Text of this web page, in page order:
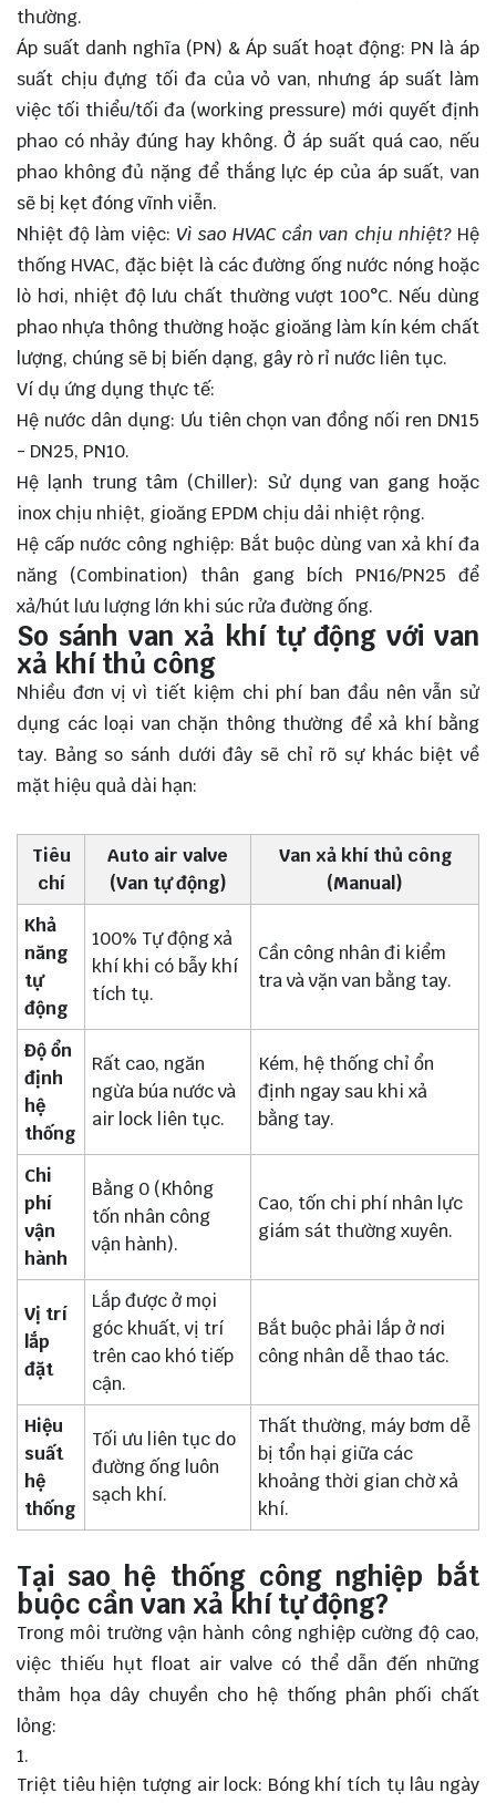
thường.
Áp suất danh nghĩa (PN) & Áp suất hoạt động: PN là áp
suất chịu đựng tối đa của vỏ van, nhưng áp suất làm
việc tối thiểu/tối đa (working pressure) mới quyết định
phao có nhảy đúng hay không. Ở áp suất quá cao, nếu
phao không đủ nặng để thắng lực ép của áp suất, van
sẽ bị kẹt đóng vĩnh viễn.
Nhiệt độ làm việc: Vì sao HVAC cần van chịu nhiệt?Hệ
thống HVAC, đặc biệt là các đường ống nước nóng hoặc
lò hơi, nhiệt độ lưu chất thường vượt 100°C. Nếu dùng
phao nhựa thông thường hoặc gioăng làm kín kém chất
lượng, chúng sẽ bị biến dạng, gây rò rỉ nước liên tục.
Ví dụ ứng dụng thực tế:
Hệ nước dân dụng: Ưu tiên chọn van đồng nối ren DN15
- DN25, PN10.
Hệ lạnh trung tâm (Chiller): Sử dụng van gang hoặc
inox chịu nhiệt, gioăng EPDM chịu dải nhiệt rộng.
Hệ cấp nước công nghiệp: Bắt buộc dùng van xả khí đa
năng (Combination) thân gang bích PN16/PN25 để
xả/hút lưu lượng lớn khi súc rửa đường ống.
So sánh van xả khí tự động với van
xả khí thủ công
Nhiều đơn vị vì tiết kiệm chi phí ban đầu nên vẫn sử
dụng các loại van chặn thông thường để xả khí bằng
tay. Bảng so sánh dưới đây sẽ chỉ rõ sự khác biệt về
mặt hiệu quả dài hạn:
Tiêu
chí
Auto air valve
(Van tự động)
Van xả khí thủ công
(Manual)
Khả
năng
tự
động
100% Tự động xả
khí khi có bẫy khí
tích tụ.
Cần công nhân đi kiểm
tra và vặn van bằng tay.
Độ ổn
định
hệ
thống
Rất cao, ngăn
ngừa búa nước và
air lock liên tục.
Kém, hệ thống chỉ ổn
định ngay sau khi xả
bằng tay.
Chi
phí
vận
hành
Bằng 0 (Không
tốn nhân công
vận hành).
Cao, tốn chi phí nhân lực
giám sát thường xuyên.
Vị trí
lắp
đặt
Lắp được ở mọi
góc khuất, vị trí
trên cao khó tiếp
cận.
Bắt buộc phải lắp ở nơi
công nhân dễ thao tác.
Hiệu
suất
hệ
thống
Tối ưu liên tục do
đường ống luôn
sạch khí.
Thất thường, máy bơm dễ
bị tổn hại giữa các
khoảng thời gian chờ xả
khí.
Tại sao hệ thống công nghiệp bắt
buộc cần van xả khí tự động?
Trong môi trường vận hành công nghiệp cường độ cao,
việc thiếu hụt float air valve có thể dẫn đến những
thảm họa dây chuyền cho hệ thống phân phối chất
lỏng:
Triệt tiêu hiện tượng air lock: Bóng khí tích tụ lâu ngày